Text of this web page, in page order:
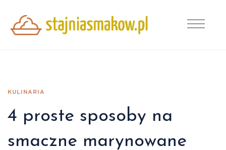
KULINARIA
4 proste sposoby na
smaczne marynowane